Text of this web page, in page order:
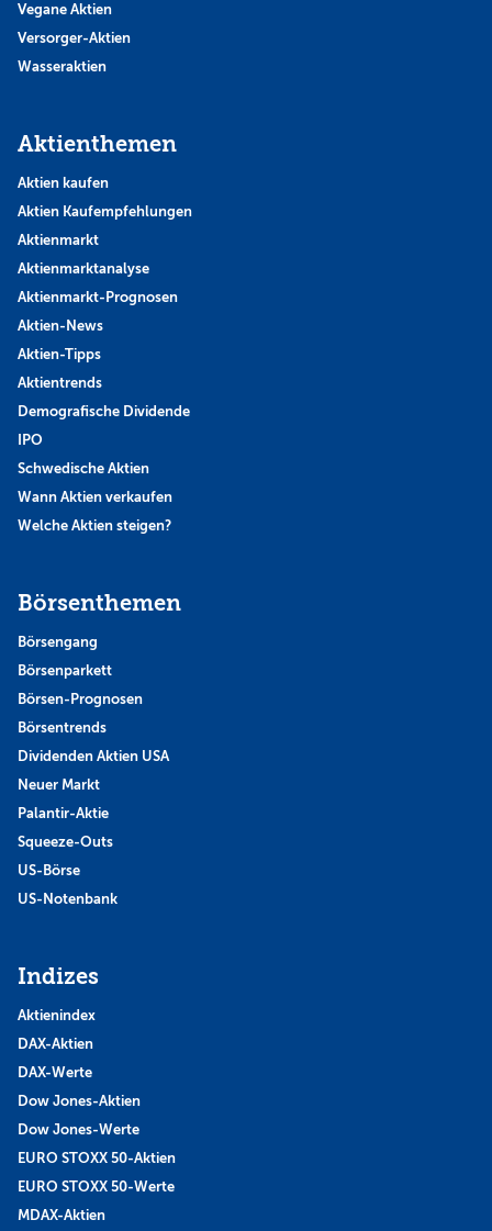
Vegane Aktien
Versorger-Aktien
Wasseraktien
Aktienthemen
Aktien kaufen
Aktien Kaufempfehlungen
Aktienmarkt
Aktienmarktanalyse
Aktienmarkt-Prognosen
Aktien-News
Aktien-Tipps
Aktientrends
Demografische Dividende
IPO
Schwedische Aktien
Wann Aktien verkaufen
Welche Aktien steigen?
Börsenthemen
Börsengang
Börsenparkett
Börsen-Prognosen
Börsentrends
Dividenden Aktien USA
Neuer Markt
Palantir-Aktie
Squeeze-Outs
US-Börse
US-Notenbank
Indizes
Aktienindex
DAX-Aktien
DAX-Werte
Dow Jones-Aktien
Dow Jones-Werte
EURO STOXX 50-Aktien
EURO STOXX 50-Werte
MDAX-Aktien